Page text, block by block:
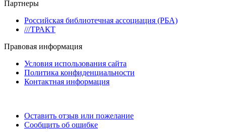
Партнеры
Российская библиотечная ассоциация (РБА)
///ТРАКТ
Правовая информация
Условия использования сайта
Политика конфиденциальности
Контактная информация
Оставить отзыв или пожелание
Сообщить об ошибке